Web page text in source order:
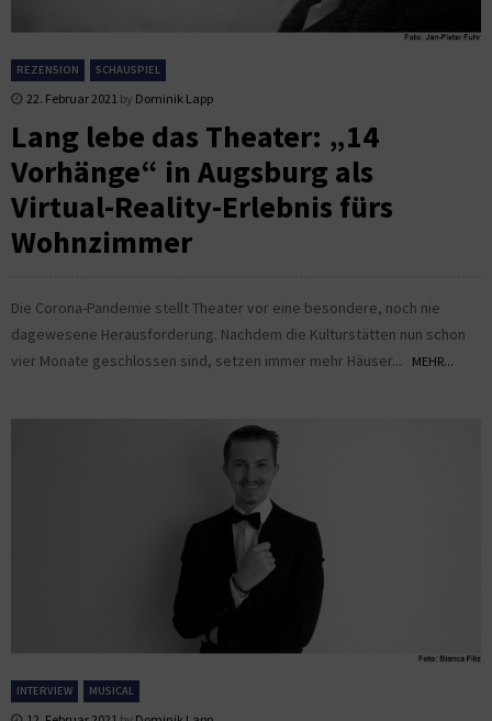
REZENSION SCHAUSPIEL
22. Februar 2021 by Dominik Lapp
Lang lebe das Theater: „14
Vorhänge“ in Augsburg als
Virtual-Reality-Erlebnis fürs
Wohnzimmer
Die Corona-Pandemie stellt Theater vor eine besondere, noch nie
dagewesene Herausforderung. Nachdem die Kulturstätten nun schon
vier Monate geschlossen sind, setzen immer mehr Häuser...
MEHR...
INTERVIEW MUSICAL